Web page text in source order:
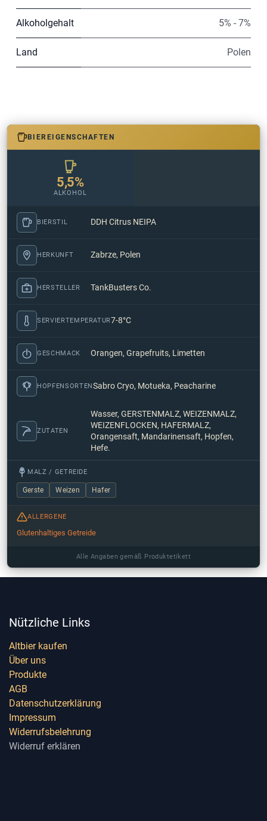
Alkoholgehalt 5% - 7%
Land Polen
BIEREIGENSCHAFTEN
5,5%
ALKOHOL
BIERSTIL DDH Citrus NEIPA
HERKUNFT Zabrze, Polen
HERSTELLER TankBusters Co.
SERVIERTEMPERATUR7-8°C
GESCHMACK Orangen, Grapefruits, Limetten
HOPFENSORTENSabro Cryo, Motueka, Peacharine
ZUTATEN
Wasser, GERSTENMALZ, WEIZENMALZ,
WEIZENFLOCKEN, HAFERMALZ,
Orangensaft, Mandarinensaft, Hopfen,
Hefe.
MALZ / GETREIDE
Gerste Weizen Hafer
ALLERGENE
Glutenhaltiges Getreide
Alle Angaben gemäß Produktetikett
Nützliche Links
Altbier kaufen
Über uns
Produkte
AGB
Datenschutzerklärung
Impressum
Widerrufsbelehrung
Widerruf erklären